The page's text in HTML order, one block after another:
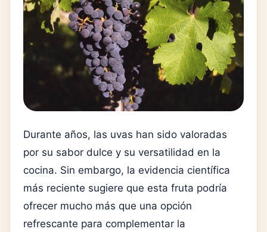
Durante años, las uvas han sido valoradas
por su sabor dulce y su versatilidad en la
cocina. Sin embargo, la evidencia científica
más reciente sugiere que esta fruta podría
ofrecer mucho más que una opción
refrescante para complementar la